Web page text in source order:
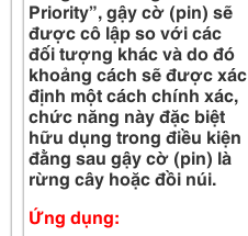
Priority”, gậy cờ (pin) sẽ
được cô lập so với các
đối tượng khác và do đó
khoảng cách sẽ được xác
định một cách chính xác,
chức năng này đặc biệt
hữu dụng trong điều kiện
đằng sau gậy cờ (pin) là
rừng cây hoặc đồi núi.
Ứng dụng: